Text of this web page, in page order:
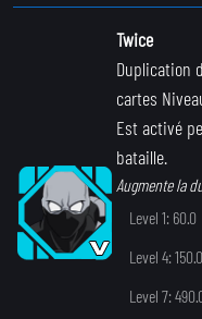
Twice
Duplication
cartes
Est activé
bataille.
Augmente la
Level 1: 60.0
Level 4: 150.0
Level 7: